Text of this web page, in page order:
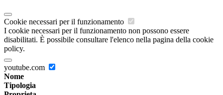
Cookie necessari per il funzionamento
I cookie necessari per il funzionamento non possono essere
disabilitati. È possibile consultare l'elenco nella pagina della cookie
policy.
youtube.com
Nome
Tipologia